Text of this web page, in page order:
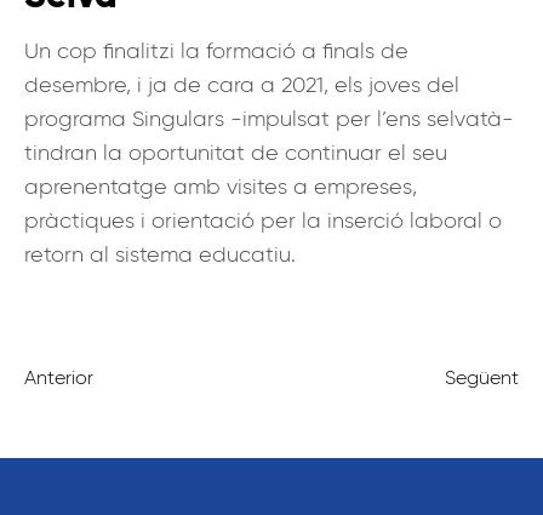
Un cop finalitzi la formació a finals de
desembre, i ja de cara a 2021, els joves del
programa Singulars -impulsat per l’ens selvatà-
tindran la oportunitat de continuar el seu
aprenentatge amb visites a empreses,
pràctiques i orientació per la inserció laboral o
retorn al sistema educatiu.
Anterior Següent